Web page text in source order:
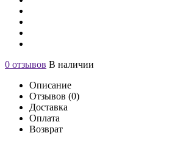
0 отзывов В наличии
Описание
Отзывов (0)
Доставка
Оплата
Возврат